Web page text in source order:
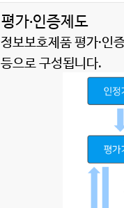
평가·인증제도
정보보호제품 평가·인
등으로 구성됩니다.